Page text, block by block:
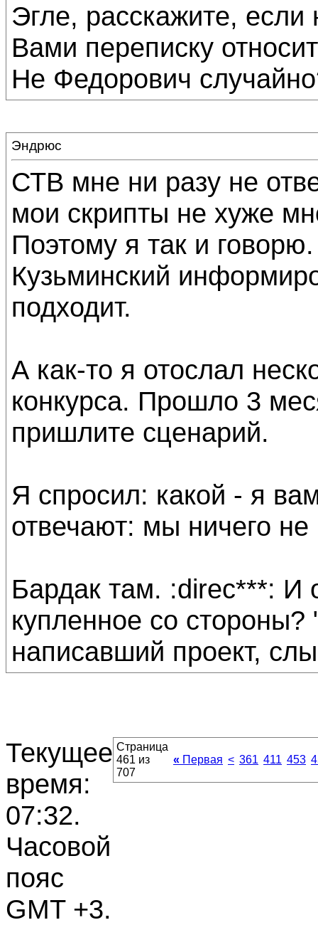
Эгле, расскажите, если
Вами переписку
Не Федорович
Эндрюс
СТВ мне ни разу не
мои скрипты не хуже
Поэтому я так и
Кузьминский
подходит.
А как-то я отослал
конкурса. Прошло 3
пришлите сценарий.
Я спросил: какой - я
отвечают: мы ничего не
Бардак там. :direc***: И
купленное со
написавший проект,
Текущее
время:
07:32.
Часовой
пояс
GMT +3.
Страница
461 из
707
« Первая < 361 411 453